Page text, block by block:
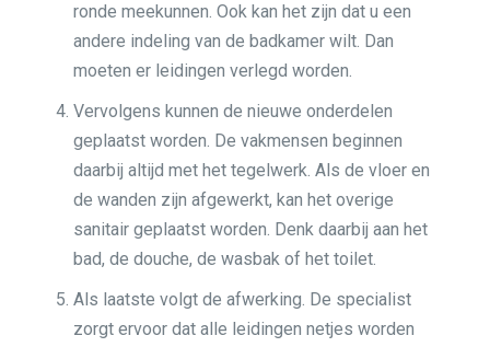
ronde meekunnen. Ook kan het zijn dat u een
andere indeling van de badkamer wilt. Dan
moeten er leidingen verlegd worden.
Vervolgens kunnen de nieuwe onderdelen
geplaatst worden. De vakmensen beginnen
daarbij altijd met het tegelwerk. Als de vloer en
de wanden zijn afgewerkt, kan het overige
sanitair geplaatst worden. Denk daarbij aan het
bad, de douche, de wasbak of het toilet.
Als laatste volgt de afwerking. De specialist
zorgt ervoor dat alle leidingen netjes worden